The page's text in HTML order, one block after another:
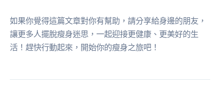
如果你覺得這篇文章對你有幫助，請分享給身邊的朋友，
讓更多人擺脫瘦身迷思，一起迎接更健康、更美好的生
活！趕快行動起來，開始你的瘦身之旅吧！